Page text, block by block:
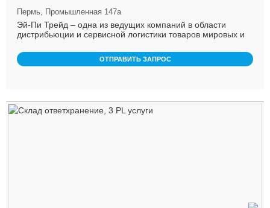
Пермь, Промышленная 147а
Эй-Пи Трейд – одна из ведущих компаний в области
дистрибьюции и сервисной логистики товаров мировых и
ОТПРАВИТЬ ЗАПРОС